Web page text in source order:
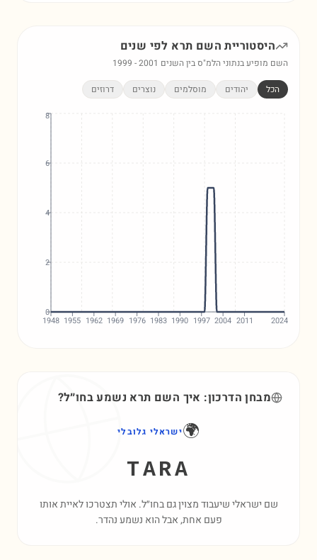
היסטוריית השם תרא לפי שנים
השם מופיע בנתוני הלמ"ס בין השנים 1999 -2001
הכל יהודים מוסלמים נוצרים דרוזים
1948 1955 1962 1969 1976 1983 1990 1997 2004 2011 2024
0
2
4
6
8
מבחן הדרכון: איך השם תרא נשמע בחו״ל?
🌍ישראלי גלובלי
TARA
שם ישראלי שיעבוד מצוין גם בחו״ל. אולי תצטרכו לאיית אותו
פעם אחת, אבל הוא נשמע נהדר.